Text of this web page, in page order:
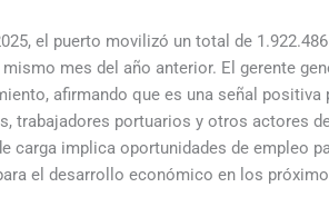
el puerto movilizó un total de
mes del año anterior. El gerente
afirmando que es una señal
trabajadores portuarios y otros actores
carga implica oportunidades de empleo
el desarrollo económico en los